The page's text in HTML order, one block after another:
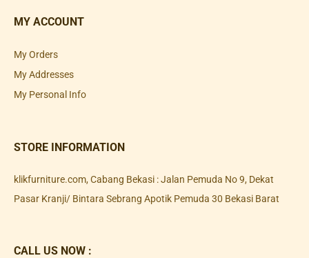
MY ACCOUNT
My Orders
My Addresses
My Personal Info
STORE INFORMATION
klikfurniture.com, Cabang Bekasi : Jalan Pemuda No 9, Dekat
Pasar Kranji/ Bintara Sebrang Apotik Pemuda 30 Bekasi Barat
CALL US NOW :